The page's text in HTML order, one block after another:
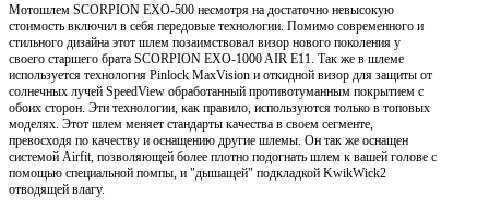
Мотошлем SCORPION EXO-500 несмотря на достаточно невысокую
стоимость включил в себя передовые технологии. Помимо современного и
стильного дизайна этот шлем позаимствовал визор нового поколения у
своего старшего брата SCORPION EXO-1000 AIR E11. Так же в шлеме
используется технология Pinlock MaxVision и откидной визор для защиты от
солнечных лучей SpeedView обработанный противотуманным покрытием с
обоих сторон. Эти технологии, как правило, используются только в топовых
моделях. Этот шлем меняет стандарты качества в своем сегменте,
превосходя по качеству и оснащению другие шлемы. Он так же оснащен
системой Airfit, позволяющей более плотно подогнать шлем к вашей голове с
помощью специальной помпы, и "дышащей" подкладкой KwikWick2
отводящей влагу.